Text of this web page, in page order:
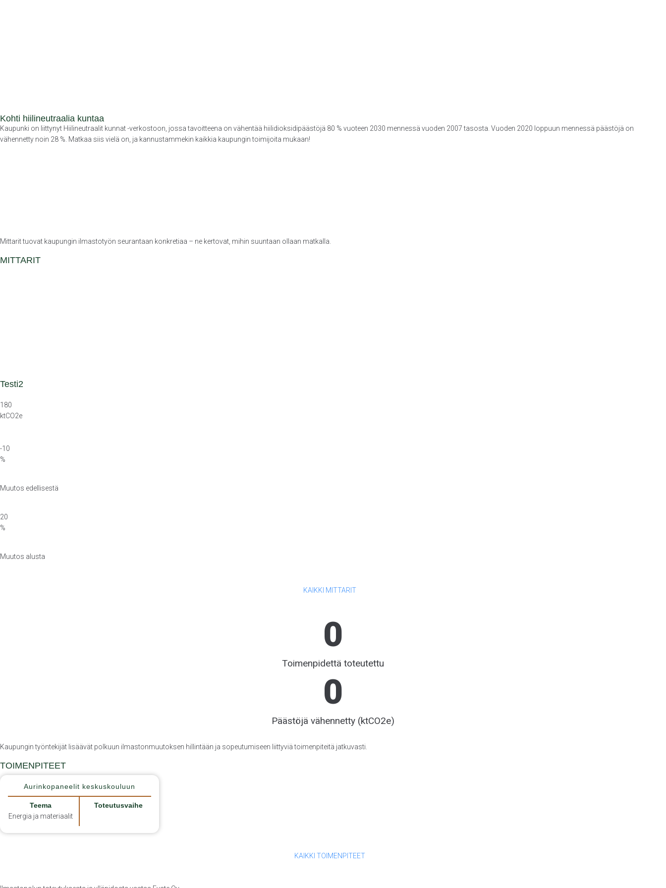
Kohti hiilineutraalia kuntaa
Kaupunki on liittynyt Hiilineutraalit kunnat -verkostoon, jossa tavoitteena on vähentää hiilidioksidipäästöjä 80 % vuoteen 2030 mennessä vuoden 2007 tasosta. Vuoden 2020 loppuun mennessä päästöjä on
vähennetty noin 28 %. Matkaa siis vielä on, ja kannustammekin kaikkia kaupungin toimijoita mukaan!
Mittarit tuovat kaupungin ilmastotyön seurantaan konkretiaa – ne kertovat, mihin suuntaan ollaan matkalla.
MITTARIT
Testi2
180
ktCO2e
-10
%
Muutos edellisestä
20
%
Muutos alusta
KAIKKI MITTARIT
Toimenpidettä toteutettu
0
Päästöjä vähennetty (ktCO2e)
0
Kaupungin työntekijät lisäävät polkuun ilmastonmuutoksen hillintään ja sopeutumiseen liittyviä toimenpiteitä jatkuvasti.
TOIMENPITEET
Aurinkopaneelit keskuskouluun
Teema
Energia ja materiaalit
Toteutusvaihe
KAIKKI TOIMENPITEET